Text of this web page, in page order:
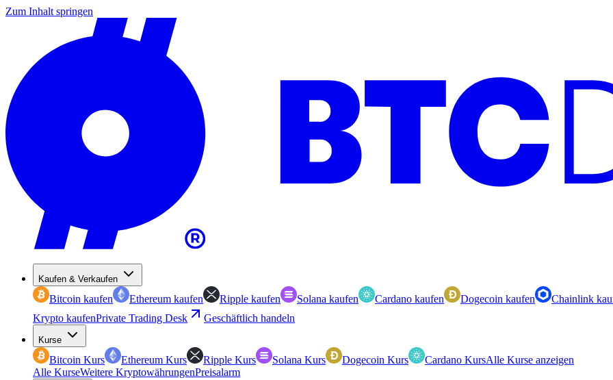
Zum Inhalt springen
Kaufen & Verkaufen
Bitcoin kaufen Ethereum kaufen Ripple kaufen Solana kaufen Cardano kaufen Dogecoin kaufen Chainlink
Krypto kaufenPrivate Trading Desk Geschäftlich handeln
Kurse
Bitcoin Kurs Ethereum Kurs Ripple Kurs Solana Kurs Dogecoin Kurs Cardano KursAlle Kurse anzeigen
Alle KurseWeitere KryptowährungenPreisalarm